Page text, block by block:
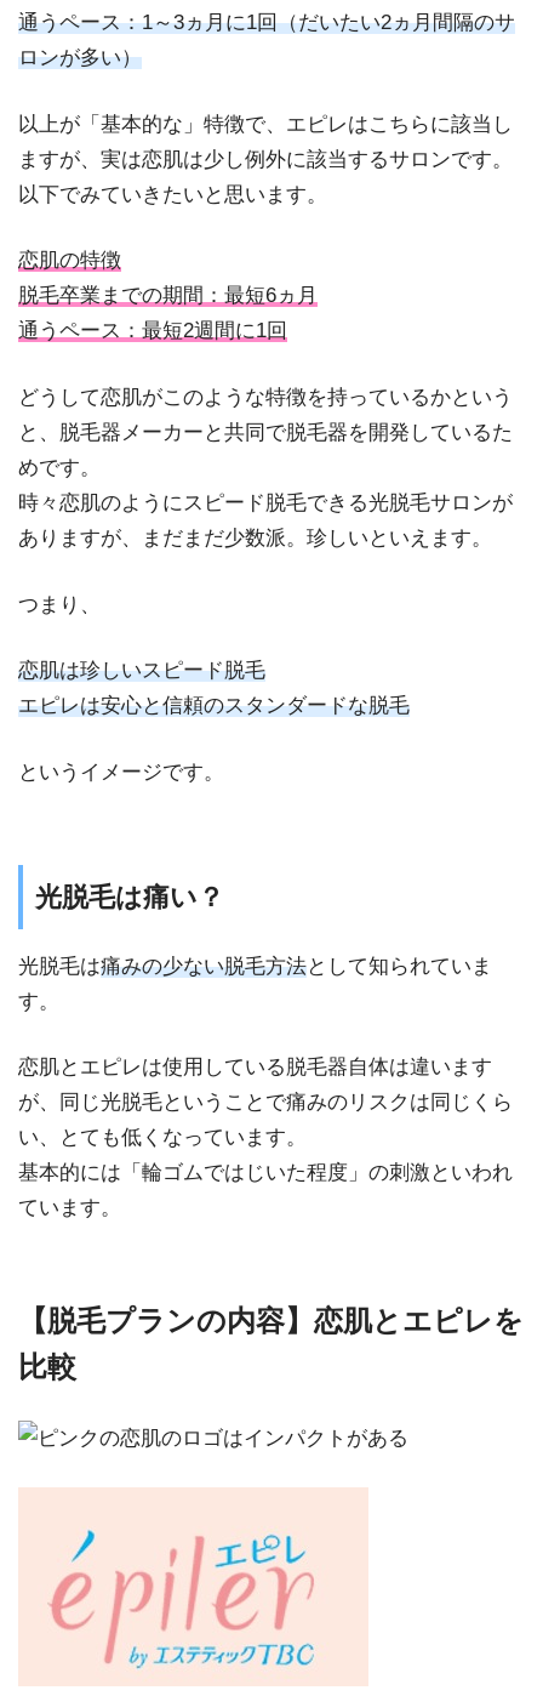
通うペース：1～3ヵ月に1回（だいたい2ヵ月間隔のサ
ロンが多い）
以上が「基本的な」特徴で、エピレはこちらに該当し
ますが、実は恋肌は少し例外に該当するサロンです。
以下でみていきたいと思います。
恋肌の特徴
脱毛卒業までの期間：最短6ヵ月
通うペース：最短2週間に1回
どうして恋肌がこのような特徴を持っているかという
と、脱毛器メーカーと共同で脱毛器を開発しているた
めです。
時々恋肌のようにスピード脱毛できる光脱毛サロンが
ありますが、まだまだ少数派。珍しいといえます。
つまり、
恋肌は珍しいスピード脱毛
エピレは安心と信頼のスタンダードな脱毛
というイメージです。
光脱毛は痛い？
光脱毛は痛みの少ない脱毛方法として知られていま
す。
恋肌とエピレは使用している脱毛器自体は違います
が、同じ光脱毛ということで痛みのリスクは同じくら
い、とても低くなっています。
基本的には「輪ゴムではじいた程度」の刺激といわれ
ています。
【脱毛プランの内容】恋肌とエピレを
比較